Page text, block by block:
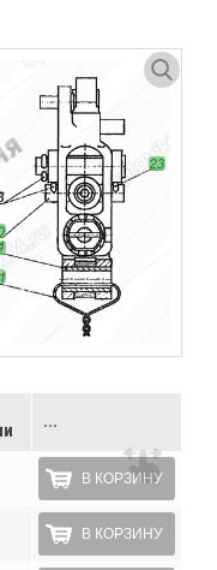
...
В КОРЗИНУ
В КОРЗИНУ